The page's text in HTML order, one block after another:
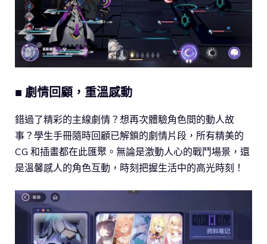
■ 劇情回顧，重溫感動
錯過了精彩的主線劇情？想再次體驗角色間的動人故
事？學生手冊隨時回顧已解鎖的劇情片段，所有精美的
CG 和插畫都在此匯聚。無論是激動人心的戰鬥場景，還
是溫馨感人的角色互動，時刻把握生活中的高光時刻！